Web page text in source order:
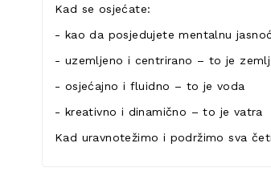
Kad se osjećate:
- kao da posjedujete mentalnu
- uzemljeno i centrirano – to je
- osjećajno i fluidno – to je voda
- kreativno i dinamično – to je vatra
Kad uravnotežimo i podržimo sva